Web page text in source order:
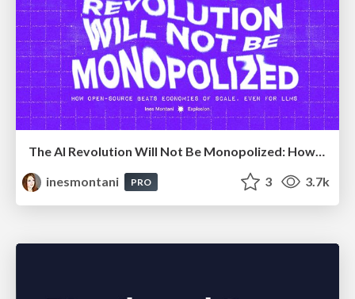
inesmontani
PRO 3 3.7k